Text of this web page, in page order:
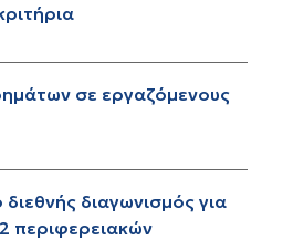
σε εργαζόμενους
διαγωνισμός για
περιφερειακών